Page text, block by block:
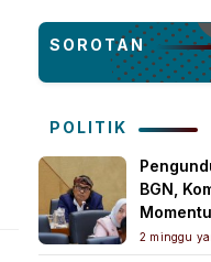
SOROTAN
POLITIK
BGN,
2 minggu